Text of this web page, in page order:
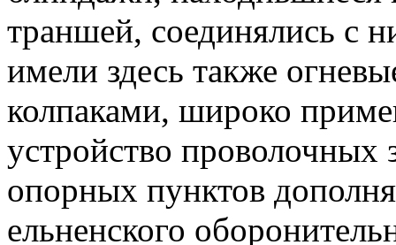
траншей, соединялись с
имели здесь также
колпаками, широко
устройство
опорных пунктов
ельненского